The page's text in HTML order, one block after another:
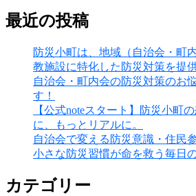
最近の投稿
防災小町は、地域（自治会・町
教施設に特化した防災対策を提
自治会・町内会の防災対策のお
す！
【公式noteスタート】防災小町
に、もっとリアルに。
自治会で変える防災意識・住民
小さな防災習慣が命を救う毎日
カテゴリー